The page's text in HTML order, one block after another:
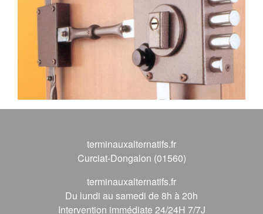
terminauxalternatifs.fr
Curciat-Dongalon (01560)
terminauxalternatifs.fr
Du lundi au samedi de 8h à 20h
Intervention immédiate 24/24H 7/7J